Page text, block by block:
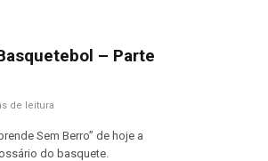
– Parte
de leitura
Sem Berro” de hoje a
do basquete.